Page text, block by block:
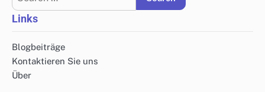
for:
Links
Blogbeiträge
Kontaktieren Sie uns
Über